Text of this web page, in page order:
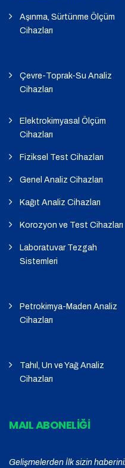
Aşınma, Sürtünme Ölçüm
Cihazları
Çevre-Toprak-Su Analiz
Cihazları
Elektrokimyasal Ölçüm
Cihazları
Fiziksel Test Cihazları
Genel Analiz Cihazları
Kağıt Analiz Cihazları
Korozyon ve Test Cihazları
Laboratuvar Tezgah
Sistemleri
Petrokimya-Maden Analiz
Cihazları
Tahıl, Un ve Yağ Analiz
Cihazları
MAIL ABONELİĞİ
Gelişmelerden İlk sizin